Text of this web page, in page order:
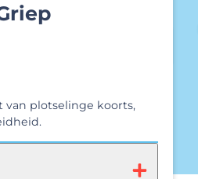
van plotselinge koorts,